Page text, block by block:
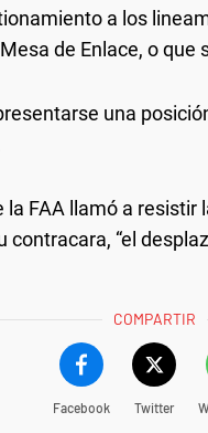
a los
de Enlace, o que
una
la FAA llamó a
contracara, “el
COMPARTIR
Facebook Twitter